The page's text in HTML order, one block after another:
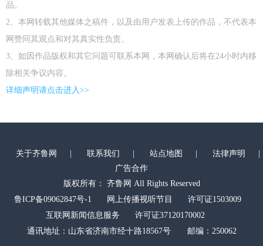
品。
2、本网转载其他媒体之稿件，以及由用户发表上传的作品，不代表本
网赞同其观点和对其真实性负责。
3、如因作品版权和其它问题可联系本网，本网确认后将在24小时内移
除相关争议内容。
详细声明请点击进入>>
关于齐鲁网 联系我们 站点地图 法律声明
广告合作
版权所有： 齐鲁网 All Rights Reserved
鲁ICP备09062847号-1
网上传播视听节目
许可证1503009
互联网新闻信息服务
许可证37120170002
通讯地址：山东省济南市经十路18567号 邮编：250062